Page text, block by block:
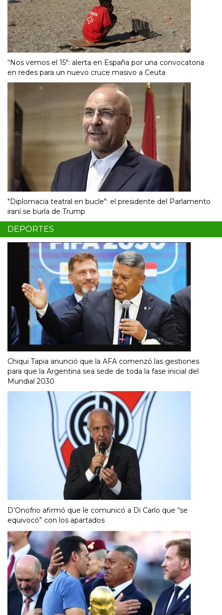
“Nos vemos el 15″: alerta en España por una convocatoria
en redes para un nuevo cruce masivo a Ceuta
"Diplomacia teatral en bucle": el presidente del Parlamento
iraní se burla de Trump
DEPORTES
Chiqui Tapia anunció que la AFA comenzó las gestiones
para que la Argentina sea sede de toda la fase inicial del
Mundial 2030
D’Onofrio afirmó que le comunicó a Di Carlo que “se
equivocó” con los apartados